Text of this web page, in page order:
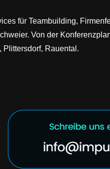
für Teambuilding,
Von der
Plittersdorf, Rauental.